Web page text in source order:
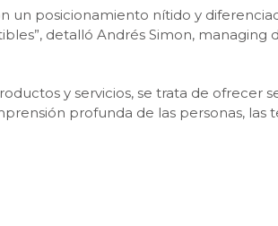
un posicionamiento nítido y
detalló Andrés Simon, managing
y servicios, se trata de ofrecer
profunda de las personas, las